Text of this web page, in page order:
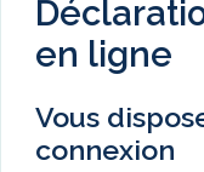
en ligne
Vous
connexion